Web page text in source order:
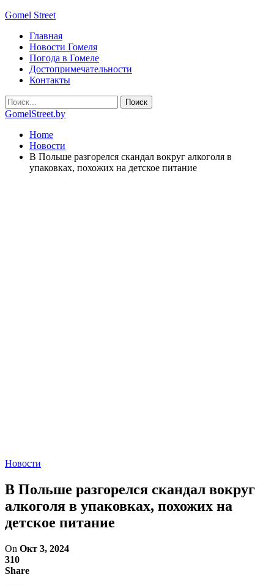
Gomel Street
Главная
Новости Гомеля
Погода в Гомеле
Достопримечательности
Контакты
GomelStreet.by
Home
Новости
В Польше разгорелся скандал вокруг алкоголя в
упаковках, похожих на детское питание
Новости
В Польше разгорелся скандал вокруг
алкоголя в упаковках, похожих на
детское питание
On Окт 3, 2024
310
Share